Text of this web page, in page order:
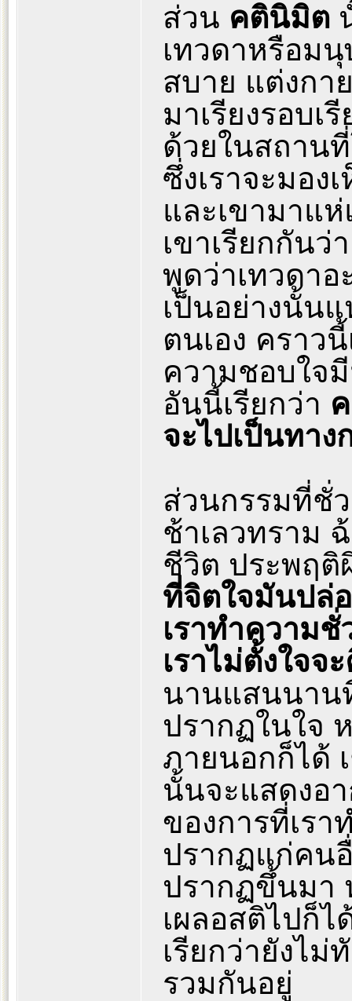
ส่วน คตินิมิต
เทวดาหรือม
สบาย แต่งกา
มาเรียงรอบเ
ด้วยในสถาน
ซึ่งเราจะมอง
และเขามาแ
เขาเรียกกัน
พูดว่าเทวดา
เป็นอย่างนั้น
ตนเอง คราว
ความชอบใจ
อันนี้เรียกว่า
จะไปเป็นทาง
ส่วนกรรมที่ชั่
ช้าเลวทราม
ชีวิต ประพฤติ
ที่จิตใจมันปล่
เราทำความ
เราไม่ตั้งใจ
นานแสนนาน
ปรากฏในใจ
ภายนอกก็ได้
นั้นจะแสดงอ
ของการที่เร
ปรากฏแก่คน
ปรากฏขึ้นมา
เผลอสติไปก็
เรียกว่ายังไ
รวมกันอยู่